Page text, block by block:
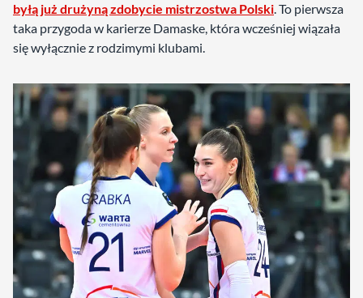
byłą już drużyną zdobycie mistrzostwa Polski. To pierwsza
taka przygoda w karierze Damaske, która wcześniej wiązała
się wyłącznie z rodzimymi klubami.